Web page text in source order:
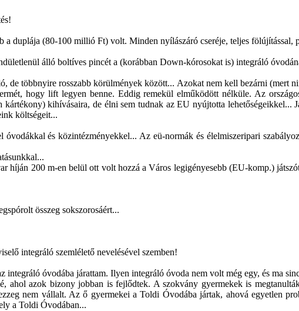
a duplája (80-100 millió Ft) volt. Minden nyílászáró cseréje, teljes fölújítással,
álló boltíves pincét a (korábban Down-kórosokat is) integráló
de többnyire rosszabb körülmények között... Azokat nem kell bezárni (mert
hogy lift legyen benne. Eddig remekül elműködött nélküle. Az
kihívásaira, de élni sem tudnak az EU nyújtotta lehetőségeikkel...
költségeit...
és közintézményekkel... Az eü-normák és élelmiszeripari
híján 200 m-en belül ott volt hozzá a Város legigényesebb (EU-komp.)
összeg sokszorosáért...
integráló szemlélető nevelésével szemben!
integráló óvodába járattam. Ilyen integráló óvoda nem volt még egy, és ma
ahol azok bizony jobban is fejlődtek. A szokvány gyermekek is
nem vállalt. Az ő gyermekei a Toldi Óvodába jártak, ahová egyetlen
a Toldi Óvodában...